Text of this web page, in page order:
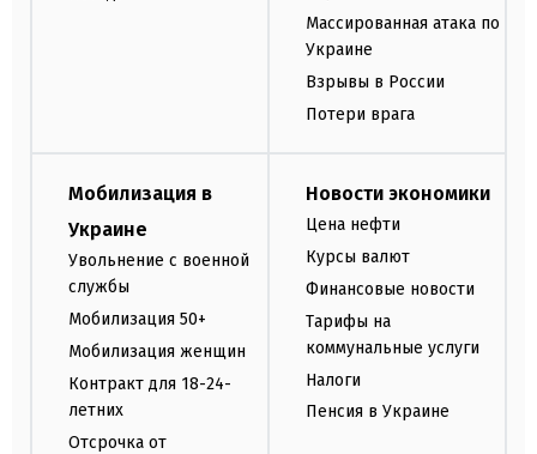
Массированная атака по
Украине
Взрывы в России
Потери врага
Мобилизация в
Украине
Увольнение с военной
службы
Мобилизация 50+
Мобилизация женщин
Контракт для 18-24-
летних
Отсрочка от
Новости экономики
Цена нефти
Курсы валют
Финансовые новости
Тарифы на
коммунальные услуги
Налоги
Пенсия в Украине